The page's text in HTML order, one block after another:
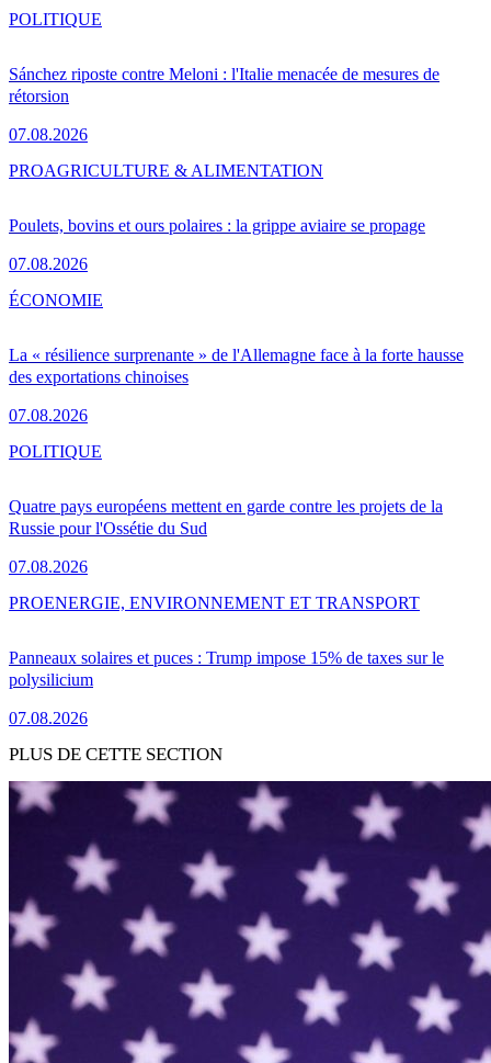
Sánchez riposte contre Meloni : l'Italie menacée de mesures de
rétorsion
07.08.2026
POLITIQUE
Poulets, bovins et ours polaires : la grippe aviaire se propage
07.08.2026
PROAGRICULTURE & ALIMENTATION
La « résilience surprenante » de l'Allemagne face à la forte hausse
des exportations chinoises
07.08.2026
ÉCONOMIE
Quatre pays européens mettent en garde contre les projets de la
Russie pour l'Ossétie du Sud
07.08.2026
POLITIQUE
Panneaux solaires et puces : Trump impose 15% de taxes sur le
polysilicium
07.08.2026
PROENERGIE, ENVIRONNEMENT ET TRANSPORT
PLUS DE CETTE SECTION